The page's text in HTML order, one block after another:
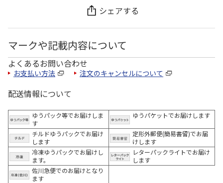
シェアする
マークや記載内容について
よくあるお問い合わせ
お支払い方法 注文のキャンセルについて
配送情報について
ゆうパック等でお届けしま
す
ゆうパケットでお届けします
チルドゆうパックでお届け
します
定形外郵便(簡易書留)でお届
けします
冷凍ゆうパックでお届けし
ます。
レターパックライトでお届け
します
佐川急便でのお届けとなり
ます